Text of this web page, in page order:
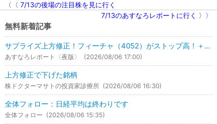
〈〈 7/13の後場の注目株を見に行く
7/13のあすなろレポートに行く 〉〉
無料新着記事
サプライズ上方修正！フィーチャ（4052）がストップ高！＋49.35％UP！
あすなろレポート〈夜版〉 (2026/08/06 17:00)
上方修正で下げた銘柄
株ドクターマサトの投資家診療所 (2026/08/06 16:30)
全体フォロー：日経平均は終わりです
全体フォロー (2026/08/06 15:35)